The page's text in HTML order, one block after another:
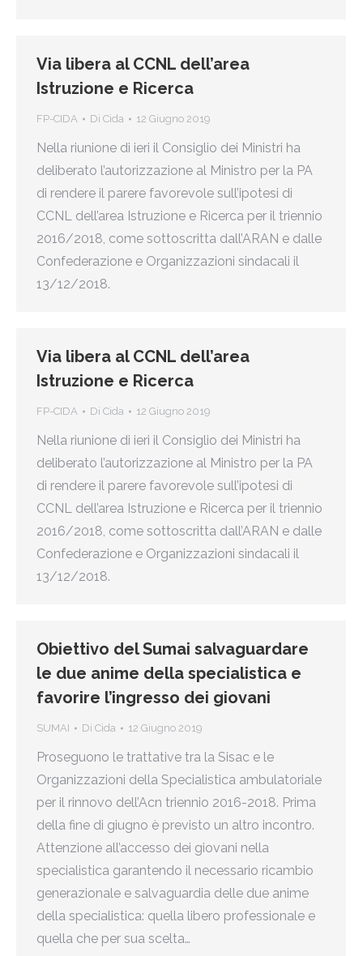
Via libera al CCNL dell’area
Istruzione e Ricerca
FP-CIDA Di Cida 12 Giugno 2019
Nella riunione di ieri il Consiglio dei Ministri ha
deliberato l’autorizzazione al Ministro per la PA
di rendere il parere favorevole sull’ipotesi di
CCNL dell’area Istruzione e Ricerca per il triennio
2016/2018, come sottoscritta dall’ARAN e dalle
Confederazione e Organizzazioni sindacali il
13/12/2018.
Via libera al CCNL dell’area
Istruzione e Ricerca
FP-CIDA Di Cida 12 Giugno 2019
Nella riunione di ieri il Consiglio dei Ministri ha
deliberato l’autorizzazione al Ministro per la PA
di rendere il parere favorevole sull’ipotesi di
CCNL dell’area Istruzione e Ricerca per il triennio
2016/2018, come sottoscritta dall’ARAN e dalle
Confederazione e Organizzazioni sindacali il
13/12/2018.
Obiettivo del Sumai salvaguardare
le due anime della specialistica e
favorire l’ingresso dei giovani
SUMAI Di Cida 12 Giugno 2019
Proseguono le trattative tra la Sisac e le
Organizzazioni della Specialistica ambulatoriale
per il rinnovo dell’Acn triennio 2016-2018. Prima
della fine di giugno è previsto un altro incontro.
Attenzione all’accesso dei giovani nella
specialistica garantendo il necessario ricambio
generazionale e salvaguardia delle due anime
della specialistica: quella libero professionale e
quella che per sua scelta…